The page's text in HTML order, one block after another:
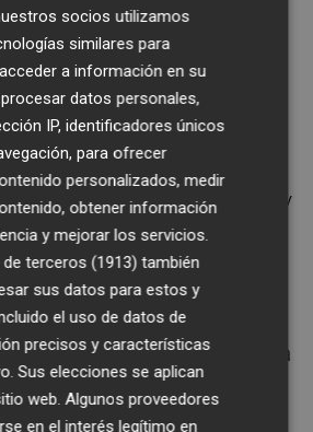
para participar en la
‘Benicàssim Activa’ que
de profesionales que
temas, a aterrizar la
analizar su impacto a
en equipo, a estudiar su
la imagen de marca y
el conocimiento
a través de la
publicitaria, a
de marca para llegar a los
atractiva y a ampliar la
media”.
socios utilizamos
similares para
a información en su
datos personales,
IP, identificadores únicos
para ofrecer
personalizados, medir
obtener información
y mejorar los servicios.
terceros (1913) también
sus datos para estos y
el uso de datos de
precisos y características
Sus elecciones se aplican
web. Algunos proveedores
en el interés legítimo en